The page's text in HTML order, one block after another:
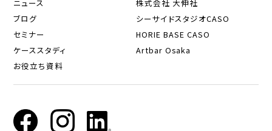
ニュース
ブログ
セミナー
ケーススタディ
お役立ち資料
株式会社 大伸社
シーサイドスタジオCASO
HORIE BASE CASO
Artbar Osaka